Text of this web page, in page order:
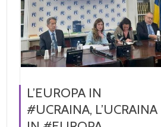
L’EUROPA IN
#UCRAINA, L’UCRAINA